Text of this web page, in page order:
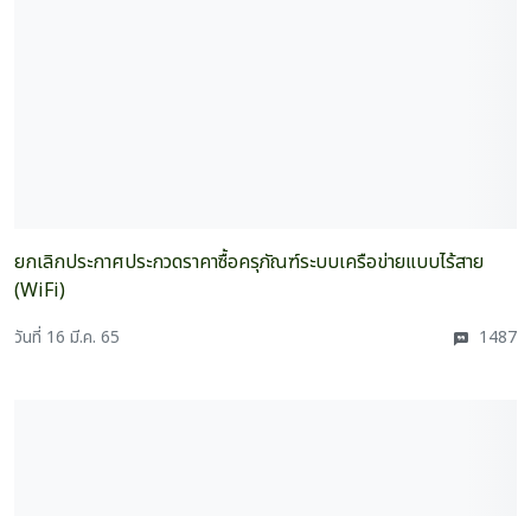
ยกเลิกประกาศประกวดราคาซื้อครุภัณฑ์ระบบเครือข่ายแบบไร้สาย
(WiFi)
วันที่ 16 มี.ค. 65 1487